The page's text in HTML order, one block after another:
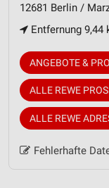
12681 Berlin /
Entfernung
ANGEBOTE &
ALLE REWE
ALLE REWE
Fehlerhafte